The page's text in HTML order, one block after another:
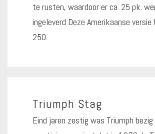
te rusten, waardoor er ca. 25 pk.
ingeleverd Deze Amerikaanse
250.
Triumph Stag
Eind jaren zestig was Triumph